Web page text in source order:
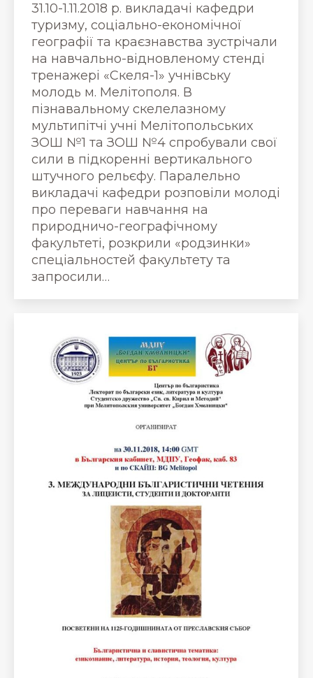
31.10-1.11.2018 р. викладачі кафедри
туризму, соціально-економічної
географії та краєзнавства зустрічали
на навчально-відновленому стенді
тренажері «Скеля-1» учнівську
молодь м. Мелітополя. В
пізнавальному скелелазному
мультипітчі учні Мелітопольських
ЗОШ №1 та ЗОШ №4 спробували свої
сили в підкоренні вертикального
штучного рельєфу. Паралельно
викладачі кафедри розповіли молоді
про переваги навчання на
природничо-географічному
факультеті, розкрили «родзинки»
спеціальностей факультету та
запросили…